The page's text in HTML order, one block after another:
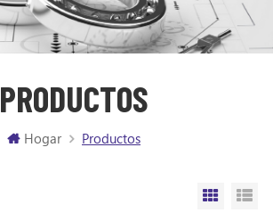
PRODUCTOS
Hogar Productos
Vista